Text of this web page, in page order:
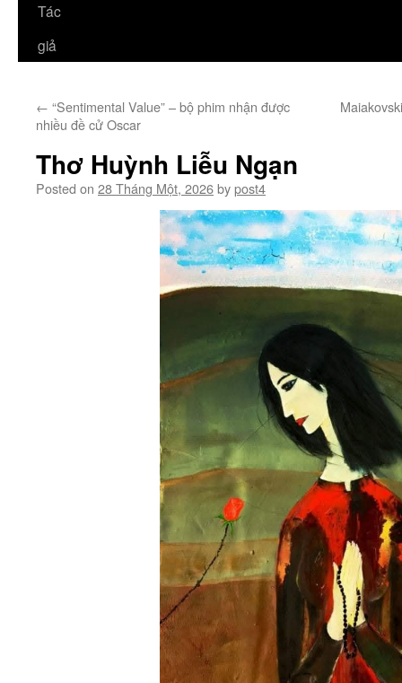
Tác
giả
← “Sentimental Value” – bộ phim nhận được
nhiều đề cử Oscar
Thơ Huỳnh Liễu Ngạn
Posted on 28 Tháng Một, 2026bypost4